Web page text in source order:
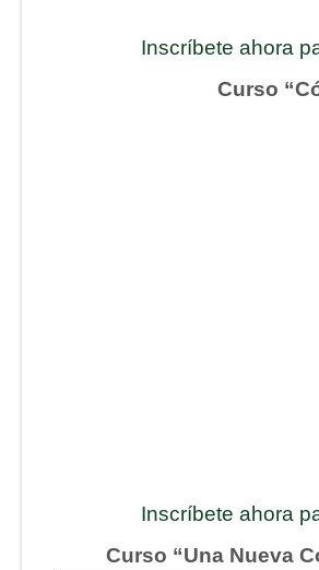
Inscríbete ahora
Curso
Inscríbete ahora
Curso “Una Nueva